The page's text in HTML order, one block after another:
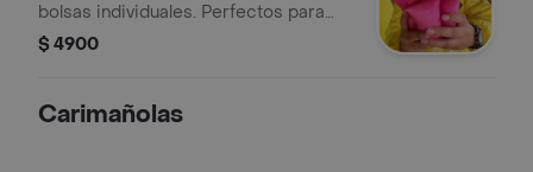
bolsas individuales. Perfectos para
refrescarte en cualquier momento.
$ 4900
Carimañolas